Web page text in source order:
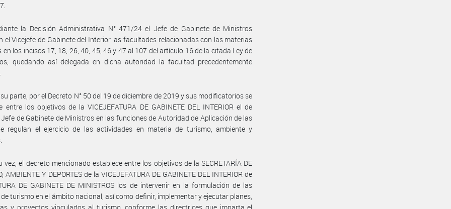
la Decisión Administrativa N° 471/24 el Jefe de Gabinete de Ministros
el Vicejefe de Gabinete del Interior las facultades relacionadas con las materias
en los incisos 17, 18, 26, 40, 45, 46 y 47 al 107 del artículo 16 de la citada Ley de
quedando así delegada en dicha autoridad la facultad precedentemente
parte, por el Decreto N° 50 del 19 de diciembre de 2019 y sus modificatorios se
entre los objetivos de la VICEJEFATURA DE GABINETE DEL INTERIOR el de
de Gabinete de Ministros en las funciones de Autoridad de Aplicación de las
regulan el ejercicio de las actividades en materia de turismo, ambiente y
vez, el decreto mencionado establece entre los objetivos de la SECRETARÍA DE
AMBIENTE Y DEPORTES de la VICEJEFATURA DE GABINETE DEL INTERIOR de
DE GABINETE DE MINISTROS los de intervenir en la formulación de las
turismo en el ámbito nacional, así como definir, implementar y ejecutar planes,